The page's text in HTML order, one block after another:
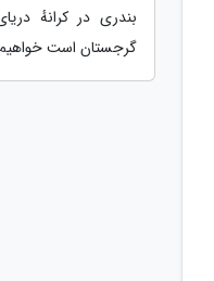
بندری در کرانهٔ
گرجستان است خواهیم